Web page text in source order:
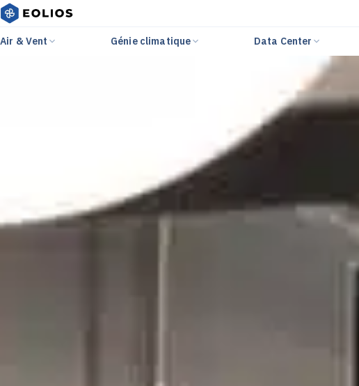
Air & Vent Génie climatique Data Center